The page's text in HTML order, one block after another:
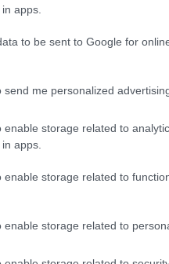
apps.
to be sent to Google for
me personalized
enable storage related to
apps.
enable storage related to
storage related to
par Sebastian Stan) est
de biens immobiliers.
de la justice pour
les avocats qui sont
très Scorsesienne par
conseiller du sénateur
de substitution qui,
les règles du succès :
surpassera
faite. Dorénavant un